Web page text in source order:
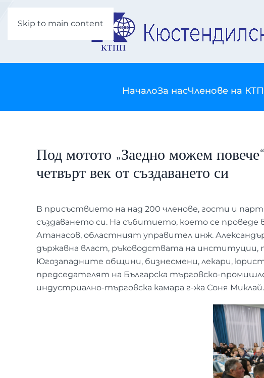
Skip to main content
НачалоЗа насЧленове на
Под мотото „Заедно можем
четвърт век от създаването си
В присъствието на над 200 членове, гости и
създаването си. На събитието, което се
Атанасов, областният управител инж.
държавна власт, ръководствата на институции,
Югозападните общини, бизнесмени, лекари,
председателят на Българска търговско-
индустриално-търговска камара г-жа Соня Миклай.